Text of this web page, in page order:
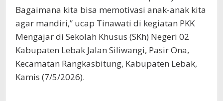
Bagaimana kita bisa memotivasi anak-anak kita
agar mandiri,” ucap Tinawati di kegiatan PKK
Mengajar di Sekolah Khusus (SKh) Negeri 02
Kabupaten Lebak Jalan Siliwangi, Pasir Ona,
Kecamatan Rangkasbitung, Kabupaten Lebak,
Kamis (7/5/2026).